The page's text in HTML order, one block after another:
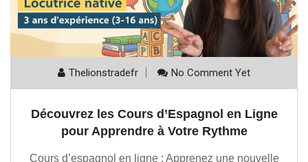
Thelionstradefr No Comment Yet
Découvrez les Cours d’Espagnol en Ligne
pour Apprendre à Votre Rythme
Cours d’espagnol en ligne : Apprenez une nouvelle